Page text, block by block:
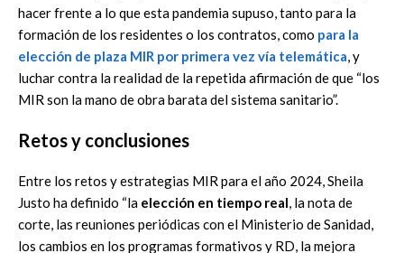
hacer frente a lo que esta pandemia supuso, tanto para la
formación de los residentes o los contratos, como para la
elección de plaza MIR por primera vez vía telemática, y
luchar contra la realidad de la repetida afirmación de que “los
MIR son la mano de obra barata del sistema sanitario”.
Retos y conclusiones
Entre los retos y estrategias MIR para el año 2024, Sheila
Justo ha definido “la elección en tiempo real, la nota de
corte, las reuniones periódicas con el Ministerio de Sanidad,
los cambios en los programas formativos y RD, la mejora